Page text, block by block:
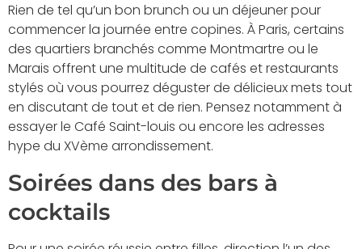
Rien de tel qu’un bon brunch ou un déjeuner pour
commencer la journée entre copines. À Paris, certains
des quartiers branchés comme Montmartre ou le
Marais offrent une multitude de cafés et restaurants
stylés où vous pourrez déguster de délicieux mets tout
en discutant de tout et de rien. Pensez notamment à
essayer le Café Saint-louis ou encore les adresses
hype du XVème arrondissement.
Soirées dans des bars à
cocktails